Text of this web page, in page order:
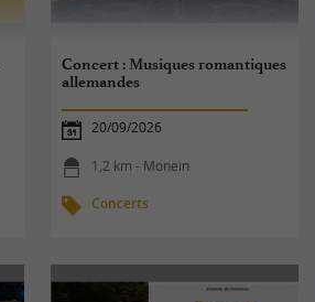
Concert : Musiques romantiques
allemandes
20/09/2026
1,2 km - Monein
Concerts